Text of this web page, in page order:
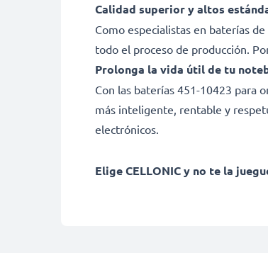
Calidad superior y altos
Como especialistas en baterías
todo el proceso de producción.
Prolonga la vida útil de tu
Con las baterías 451-10423 para
más inteligente, rentable y
electrónicos.
Elige CELLONIC y no te la